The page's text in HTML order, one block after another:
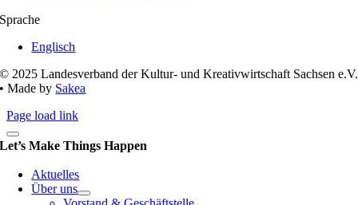
Sprache
Englisch
© 2025 Landesverband der Kultur- und Kreativwirtschaft Sachsen e.V.
• Made by Sakea
Page load link
Let’s Make Things Happen
Aktuelles
Über uns